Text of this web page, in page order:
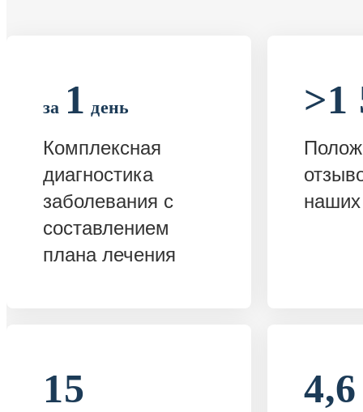
за 1 день
Комплексная
диагностика
заболевания с
составлением
плана лечения
>1
15 4,6